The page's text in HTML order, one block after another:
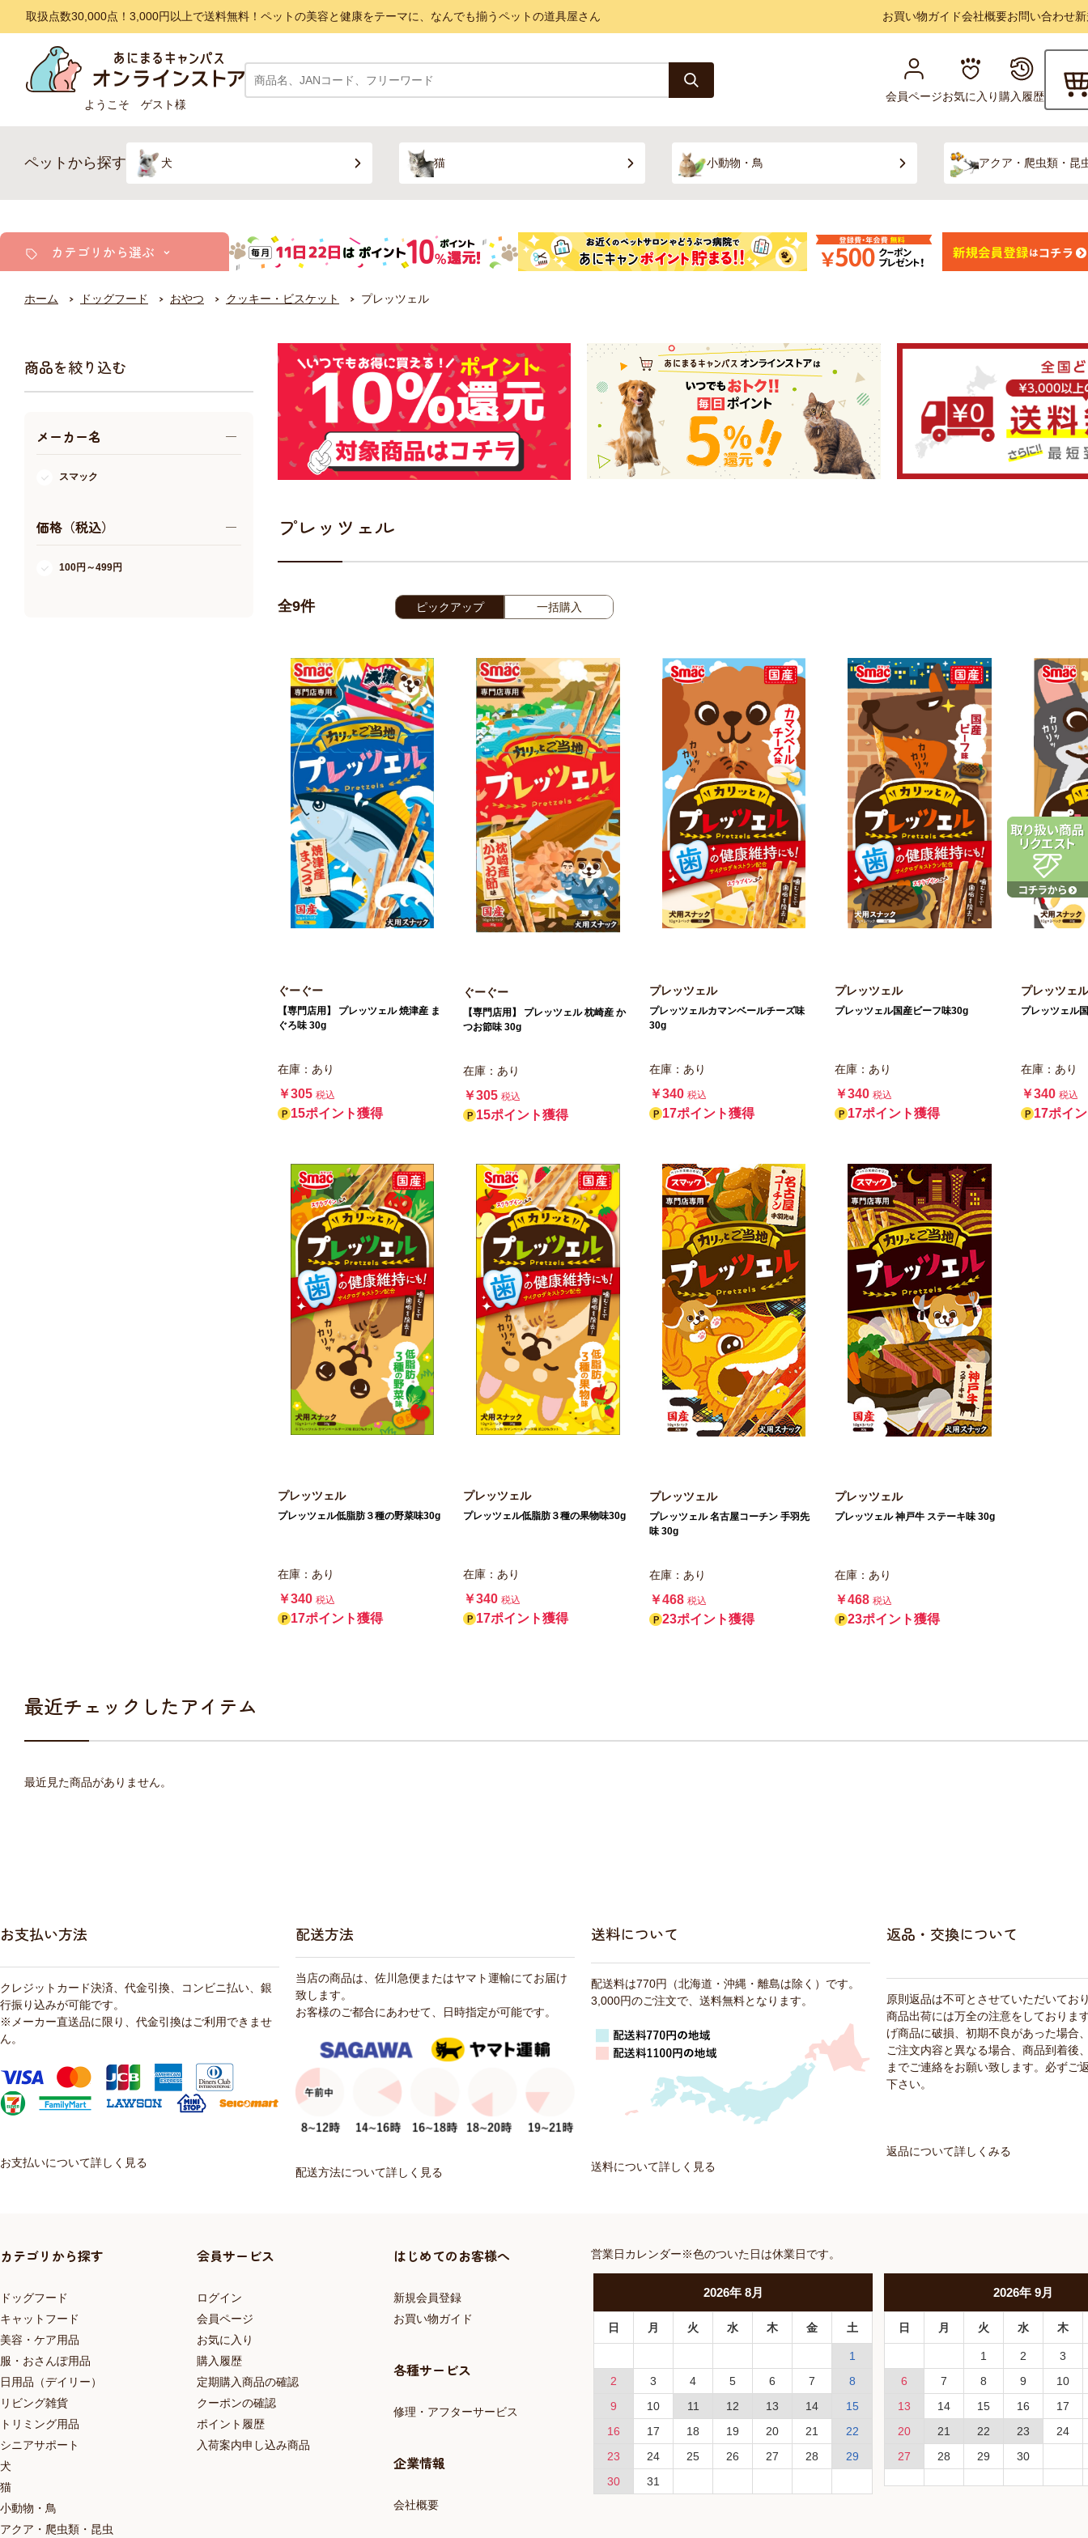
取扱点数30,000点！3,000円以上で送料無料！ペットの美容と健康をテーマに、なんでも揃うペットの道具屋さん お買い物ガイド会社概要お問い合わせ
ようこそ ゲスト様
会員ページお気に入り購入履歴
ペットから探す 犬 猫 小動物・鳥 アクア・爬虫類・昆
カテゴリから選ぶ
犬
アクア・爬虫類・昆虫
キャットフード
リビング雑貨
ホーム ドッグフード おやつ クッキー・ビスケット プレッツェル
商品を絞り込む
メーカー名
スマック
価格（税込）
100円～499円
プレッツェル
全9件 ピックアップ 一括購入
ぐーぐー
【専門店用】 プレッツェル 焼津産 ま
ぐろ味 30g
在庫：あり
￥305 税込
15ポイント獲得
ぐーぐー
【専門店用】 プレッツェル 枕崎産 か
つお節味 30g
在庫：あり
￥305 税込
15ポイント獲得
プレッツェル
プレッツェルカマンベールチーズ味
30g
在庫：あり
￥340 税込
17ポイント獲得
プレッツェル
プレッツェル国産ビーフ味30g
在庫：あり
￥340 税込
17ポイント獲得
プレッツェル
プレッツェル
在庫：あり
￥340 税込
17ポイ
プレッツェル
プレッツェル低脂肪３種の野菜味30g
在庫：あり
￥340 税込
17ポイント獲得
プレッツェル
プレッツェル低脂肪３種の果物味30g
在庫：あり
￥340 税込
17ポイント獲得
プレッツェル
プレッツェル 名古屋コーチン 手羽先
味 30g
在庫：あり
￥468 税込
23ポイント獲得
プレッツェル
プレッツェル 神戸牛 ステーキ味 30g
在庫：あり
￥468 税込
23ポイント獲得
最近チェックしたアイテム
最近見た商品がありません。
お支払い方法
クレジットカード決済、代金引換、コンビニ払い、銀
行振り込みが可能です。
※メーカー直送品に限り、代金引換はご利用できませ
ん。
お支払いについて詳しく見る
配送方法
当店の商品は、佐川急便またはヤマト運輸にてお届け
致します。
お客様のご都合にあわせて、日時指定が可能です。
配送方法について詳しく見る
送料について
配送料は770円（北海道・沖縄・離島は除く）です。
3,000円のご注文で、送料無料となります。
送料について詳しく見る
返品・交換について
原則返品は不可とさせていただいてお
商品出荷には万全の注意をしておりま
げ商品に破損、初期不良があった場合
ご注文内容と異なる場合、商品到着後
までご連絡をお願い致します。必ずご
下さい。
返品について詳しくみる
カテゴリから探す
ドッグフード
キャットフード
美容・ケア用品
服・おさんぽ用品
日用品（デイリー）
リビング雑貨
トリミング用品
シニアサポート
犬
猫
小動物・鳥
アクア・爬虫類・昆虫
会員サービス
ログイン
会員ページ
お気に入り
購入履歴
定期購入商品の確認
クーポンの確認
ポイント履歴
入荷案内申し込み商品
はじめてのお客様へ
新規会員登録
お買い物ガイド
各種サービス
修理・アフターサービス
企業情報
会社概要
営業日カレンダー※色のついた日は休業日です。
2026年 8月
日 月 火 水 木 金 土
1
2
3 4 5 6 7
8
9
10 11 12 13 14
15
16
17 18 19 20 21
22
23
24 25 26 27 28
29
30
31
2026年9月
日 月 火 水 木
1 2
3
6
7 8 9
10
13
14 15 16
17
20
21 22 23
24
27
28 29 30